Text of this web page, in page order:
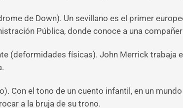
de Down). Un sevillano es el primer
Pública, donde conoce a una
(deformidades físicas). John Merrick
Con el tono de un cuento infantil, en un
a la bruja de su trono.